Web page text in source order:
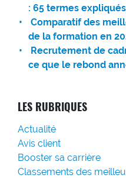
: 65 termes
Comparatif des
de la formation en
Recrutement de
ce que le rebond
LES RUBRIQUES
Actualité
Avis client
Booster sa carrière
Classements des